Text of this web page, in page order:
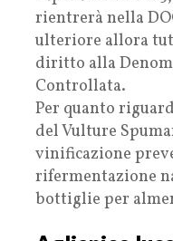
rientrerà nella
ulteriore allora
diritto alla
Controllata.
Per quanto
del Vulture
vinificazione
rifermentazione
bottiglie per